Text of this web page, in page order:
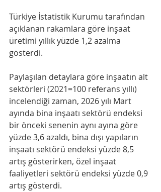
Türkiye İstatistik Kurumu tarafından
açıklanan rakamlara göre inşaat
üretimi yıllık yüzde 1,2 azalma
gösterdi.
Paylaşılan detaylara göre inşaatın alt
sektörleri (2021=100 referans yıllı)
incelendiği zaman, 2026 yılı Mart
ayında bina inşaatı sektörü endeksi
bir önceki senenin aynı ayına göre
yüzde 3,6 azaldı, bina dışı yapıların
inşaatı sektörü endeksi yüzde 8,5
artış gösterirken, özel inşaat
faaliyetleri sektörü endeksi yüzde 0,9
artış gösterdi.